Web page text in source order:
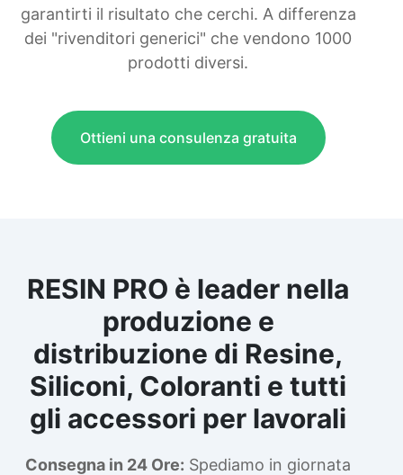
garantirti il risultato che cerchi. A differenza
dei "rivenditori generici" che vendono 1000
prodotti diversi.
Ottieni una consulenza gratuita
RESIN PRO è leader nella
produzione e
distribuzione di Resine,
Siliconi, Coloranti e tutti
gli accessori per lavorali
Consegna in 24 Ore: Spediamo in giornata